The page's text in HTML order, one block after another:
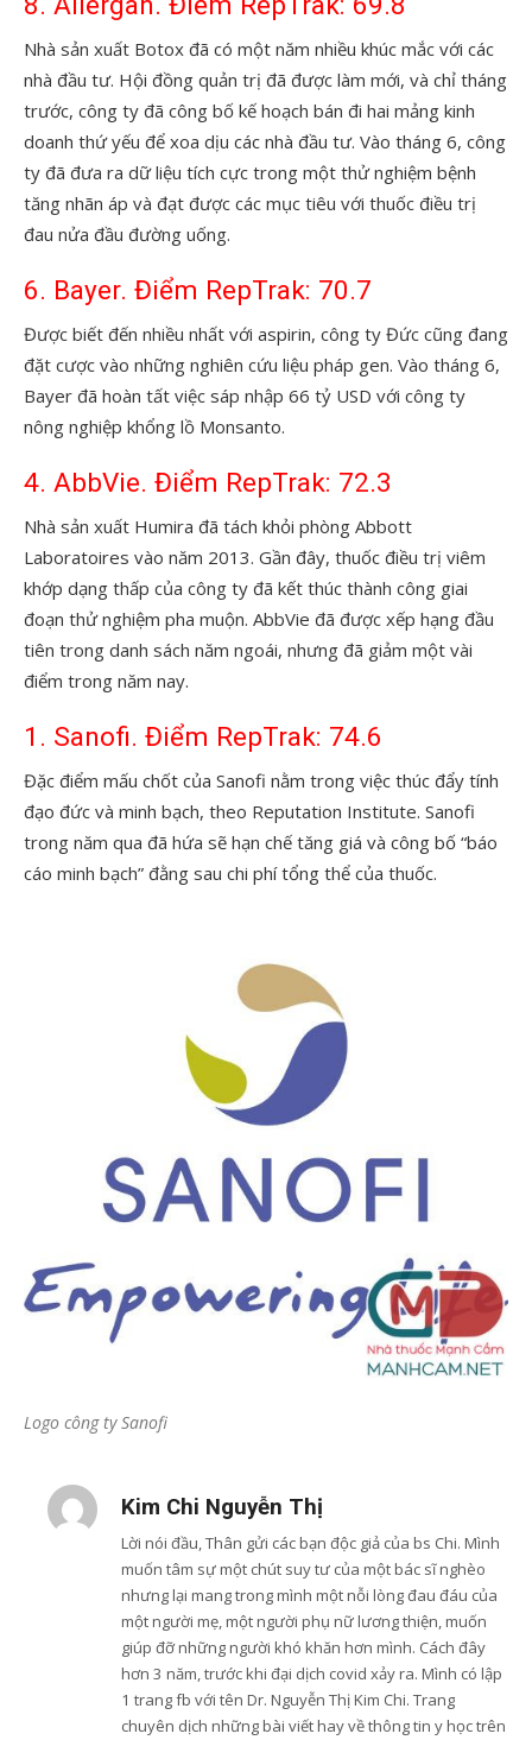
Nhà sản xuất Botox đã có một năm nhiều khúc mắc với các
nhà đầu tư. Hội đồng quản trị đã được làm mới, và chỉ tháng
trước, công ty đã công bố kế hoạch bán đi hai mảng kinh
doanh thứ yếu để xoa dịu các nhà đầu tư. Vào tháng 6, công
ty đã đưa ra dữ liệu tích cực trong một thử nghiệm bệnh
tăng nhãn áp và đạt được các mục tiêu với thuốc điều trị
đau nửa đầu đường uống.
6. Bayer. Điểm RepTrak: 70.7
Được biết đến nhiều nhất với aspirin, công ty Đức cũng đang
đặt cược vào những nghiên cứu liệu pháp gen. Vào tháng 6,
Bayer đã hoàn tất việc sáp nhập 66 tỷ USD với công ty
nông nghiệp khổng lồ Monsanto.
4. AbbVie. Điểm RepTrak: 72.3
Nhà sản xuất Humira đã tách khỏi phòng Abbott
Laboratoires vào năm 2013. Gần đây, thuốc điều trị viêm
khớp dạng thấp của công ty đã kết thúc thành công giai
đoạn thử nghiệm pha muộn. AbbVie đã được xếp hạng đầu
tiên trong danh sách năm ngoái, nhưng đã giảm một vài
điểm trong năm nay.
1. Sanofi. Điểm RepTrak: 74.6
Đặc điểm mấu chốt của Sanofi nằm trong việc thúc đẩy tính
đạo đức và minh bạch, theo Reputation Institute. Sanofi
trong năm qua đã hứa sẽ hạn chế tăng giá và công bố “báo
cáo minh bạch” đằng sau chi phí tổng thể của thuốc.
Logo công ty Sanofi
Kim Chi Nguyễn Thị
Lời nói đầu, Thân gửi các bạn độc giả của bs Chi. Mình
muốn tâm sự một chút suy tư của một bác sĩ nghèo
nhưng lại mang trong mình một nỗi lòng đau đáu của
một người mẹ, một người phụ nữ lương thiện, muốn
giúp đỡ những người khó khăn hơn mình. Cách đây
hơn 3 năm, trước khi đại dịch covid xảy ra. Mình có lập
1 trang fb với tên Dr. Nguyễn Thị Kim Chi. Trang
chuyên dịch những bài viết hay về thông tin y học trên